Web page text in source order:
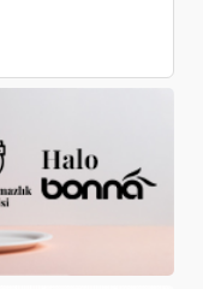
ve güven
geniş ürün
altyapılarıyla